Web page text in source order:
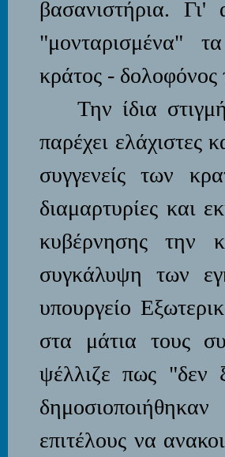
βασανιστήρια. Γι'
"μονταρισμένα"
κράτος - δολοφόνος
Την ίδια
παρέχει ελάχιστες
συγγενείς των
διαμαρτυρίες και
κυβέρνησης την
συγκάλυψη των
υπουργείο
στα μάτια τους
ψέλλιζε πως "δεν
επιτέλους να